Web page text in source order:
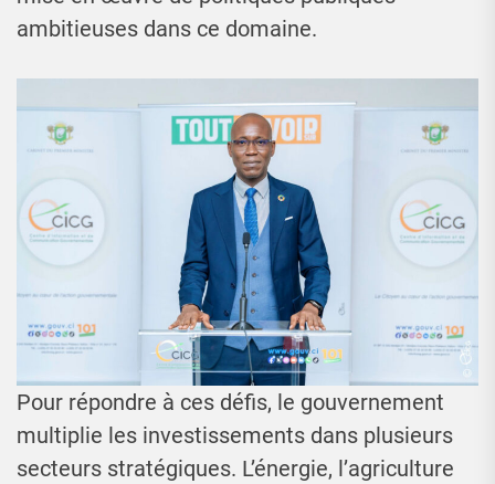
ambitieuses dans ce domaine.
Pour répondre à ces défis, le gouvernement
multiplie les investissements dans plusieurs
secteurs stratégiques. L’énergie, l’agriculture